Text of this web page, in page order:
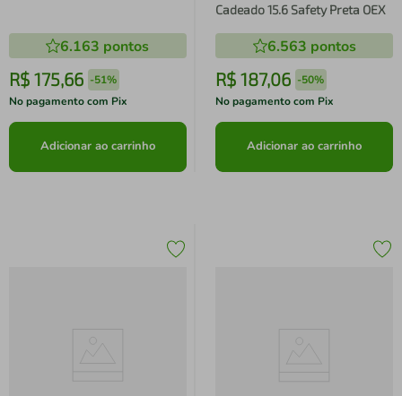
6.163 pontos
R$ 175,66 -51%
No pagamento com Pix
Adicionar ao carrinho
Cadeado 15.6 Safety Preta OEX
6.563 pontos
R$ 187,06 -50%
No pagamento com Pix
Adicionar ao carrinho